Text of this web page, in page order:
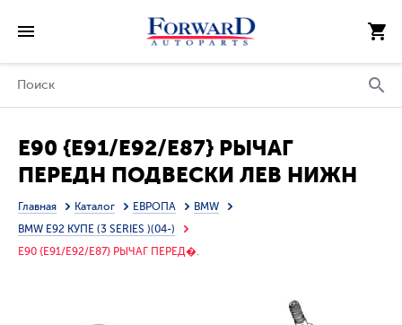
E90 {E91/E92/E87} РЫЧАГ
ПЕРЕДН ПОДВЕСКИ ЛЕВ НИЖН
(ТАЙВАНЬ)
Главная Каталог ЕВРОПА
BMW
BMW E92 КУПЕ (3 SERIES )(04-)
E90 {E91/E92/E87} РЫЧАГ ПЕРЕД�.